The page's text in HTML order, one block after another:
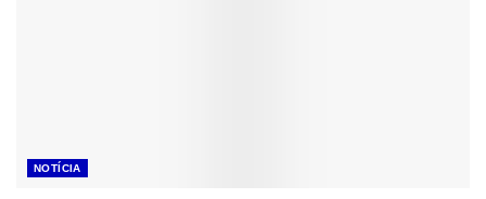
NOTÍCIA